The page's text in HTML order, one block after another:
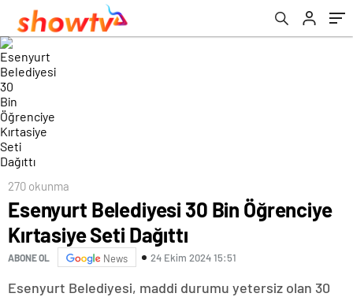
270 okunma
Esenyurt Belediyesi 30 Bin Öğrenciye
Kırtasiye Seti Dağıttı
ABONE OL News 24 Ekim 2024 15:51
Esenyurt Belediyesi, maddi durumu yetersiz olan 30